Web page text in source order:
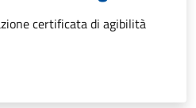
certificata di agibilità